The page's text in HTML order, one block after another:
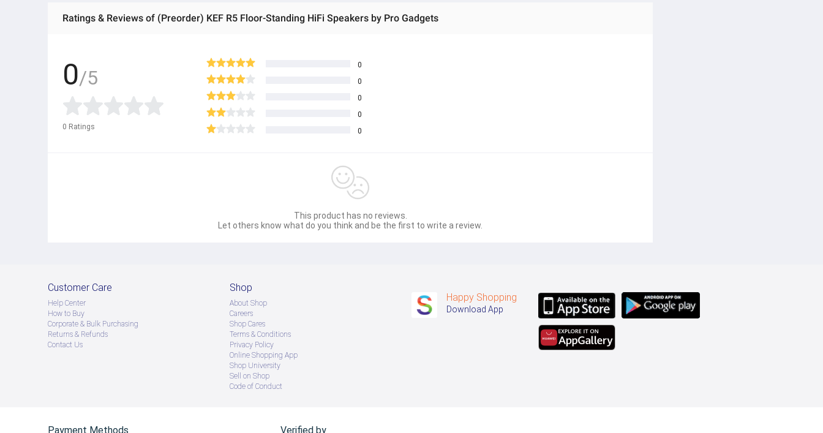
RCA
Subwoofer
model
● ထိုင်းနိုင်ငံမှ တင်သွင်းထားတဲ့ Authentic ပစ္စည်း အစစ် အသစ်များဖြစ်ပါသည်။
● Product နဲ့ပတ်သတ်ပြီး အသေးစိတ်သိရှိလိုပါက Shop Message Box မှ တဆင့် မေးမြန်းစုံစမ်းနိုင်ပါသည်။
● If you want to know more details about the product, you can directly ask the seller through instant messages .
Ratings & Reviews of (Preorder) KEF R5 Floor-Standing HiFi Speakers by Pro Gadgets
0/5
0 Ratings
0
0
0
0
0
This product has no reviews.
Let others know what do you think and be the first to write a review.
Customer Care
Help Center
How to Buy
Corporate & Bulk Purchasing
Returns & Refunds
Contact Us
Shop
About Shop
Careers
Shop Cares
Terms & Conditions
Privacy Policy
Online Shopping App
Shop University
Sell on Shop
Code of Conduct
Happy Shopping
Download App
Payment Methods Verified by